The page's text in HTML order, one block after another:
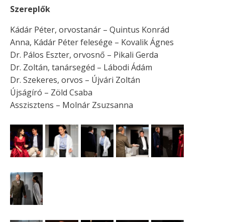
Szereplők
Kádár Péter, orvostanár – Quintus Konrád
Anna, Kádár Péter felesége – Kovalik Ágnes
Dr. Pálos Eszter, orvosnő – Pikali Gerda
Dr. Zoltán, tanársegéd – Lábodi Ádám
Dr. Szekeres, orvos – Újvári Zoltán
Újságíró – Zöld Csaba
Asszisztens – Molnár Zsuzsanna